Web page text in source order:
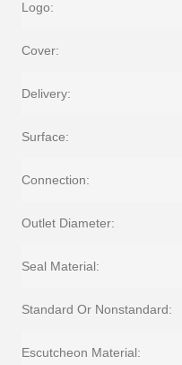
Logo:
Cover:
Delivery:
Surface:
Connection:
Outlet Diameter:
Seal Material:
Standard Or Nonstandard:
Escutcheon Material: